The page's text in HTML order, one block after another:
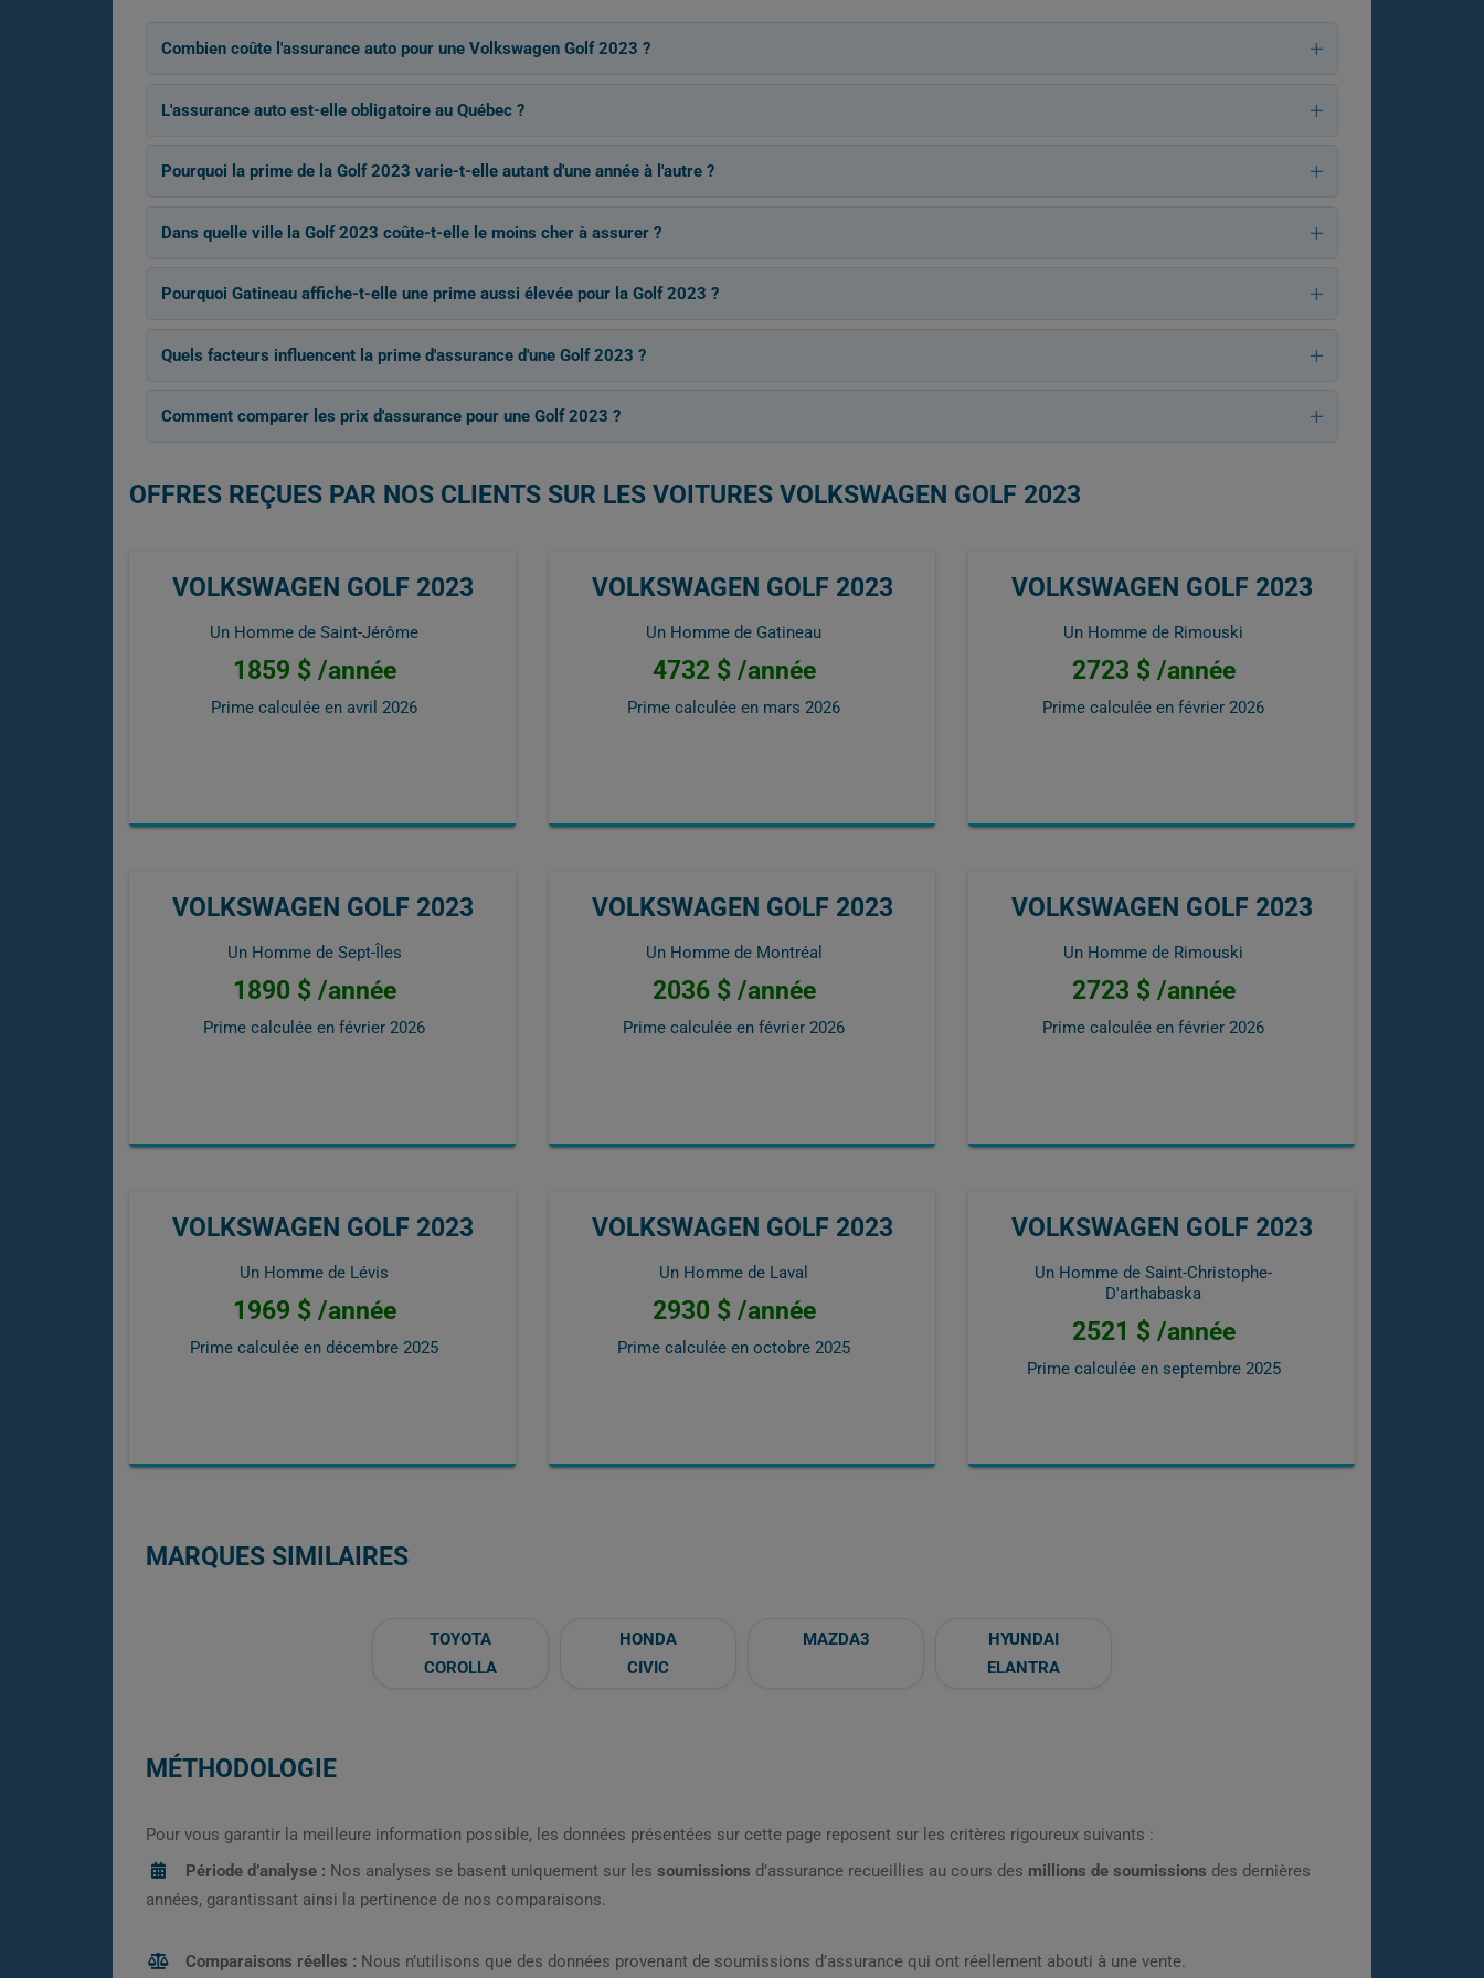
Combien coûte l'assurance auto pour une Volkswagen Golf 2023 ?
L'assurance auto est-elle obligatoire au Québec ?
Pourquoi la prime de la Golf 2023 varie-t-elle autant d'une année à l'autre ?
Dans quelle ville la Golf 2023 coûte-t-elle le moins cher à assurer ?
Pourquoi Gatineau affiche-t-elle une prime aussi élevée pour la Golf 2023 ?
Quels facteurs influencent la prime d'assurance d'une Golf 2023 ?
Comment comparer les prix d'assurance pour une Golf 2023 ?
OFFRES REÇUES PAR NOS CLIENTS SUR LES VOITURES VOLKSWAGEN GOLF 2023
VOLKSWAGEN GOLF 2023
Un Homme de Saint-Jérôme
1859 $ /année
Prime calculée en avril 2026
VOLKSWAGEN GOLF 2023
Un Homme de Gatineau
4732 $ /année
Prime calculée en mars 2026
VOLKSWAGEN GOLF 2023
Un Homme de Rimouski
2723 $ /année
Prime calculée en février 2026
VOLKSWAGEN GOLF 2023
Un Homme de Sept-Îles
1890 $ /année
Prime calculée en février 2026
VOLKSWAGEN GOLF 2023
Un Homme de Montréal
2036 $ /année
Prime calculée en février 2026
VOLKSWAGEN GOLF 2023
Un Homme de Rimouski
2723 $ /année
Prime calculée en février 2026
VOLKSWAGEN GOLF 2023
Un Homme de Lévis
1969 $ /année
Prime calculée en décembre 2025
VOLKSWAGEN GOLF 2023
Un Homme de Laval
2930 $ /année
Prime calculée en octobre 2025
VOLKSWAGEN GOLF 2023
Un Homme de Saint-Christophe-
D'arthabaska
2521 $ /année
Prime calculée en septembre 2025
MARQUES SIMILAIRES
TOYOTA
COROLLA
HONDA
CIVIC
MAZDA3
HYUNDAI
ELANTRA
MÉTHODOLOGIE
Pour vous garantir la meilleure information possible, les données présentées sur cette page reposent sur les critères rigoureux suivants :
Période d’analyse : Nos analyses se basent uniquement sur les soumissions d’assurance recueillies au cours des millions de soumissions des dernières
années, garantissant ainsi la pertinence de nos comparaisons.
Comparaisons réelles : Nous n’utilisons que des données provenant de soumissions d’assurance qui ont réellement abouti à une vente.